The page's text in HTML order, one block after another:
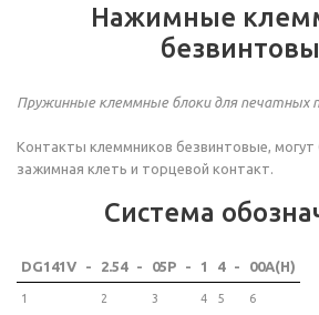
Нажимные
Пружинные клеммные блоки для печатных
Контакты клеммников безвинтовые, могут
зажимная клеть и торцевой контакт.
Система
DG141V - 2.54 - 05P - 1 4 - 00A(H)
1 2 3 4 5 6